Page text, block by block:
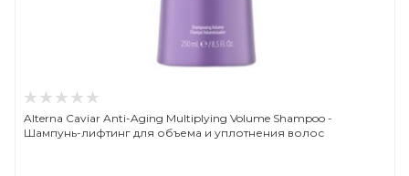
Alterna Caviar Anti-Aging Multiplying Volume Shampoo -
Шампунь-лифтинг для объема и уплотнения волос